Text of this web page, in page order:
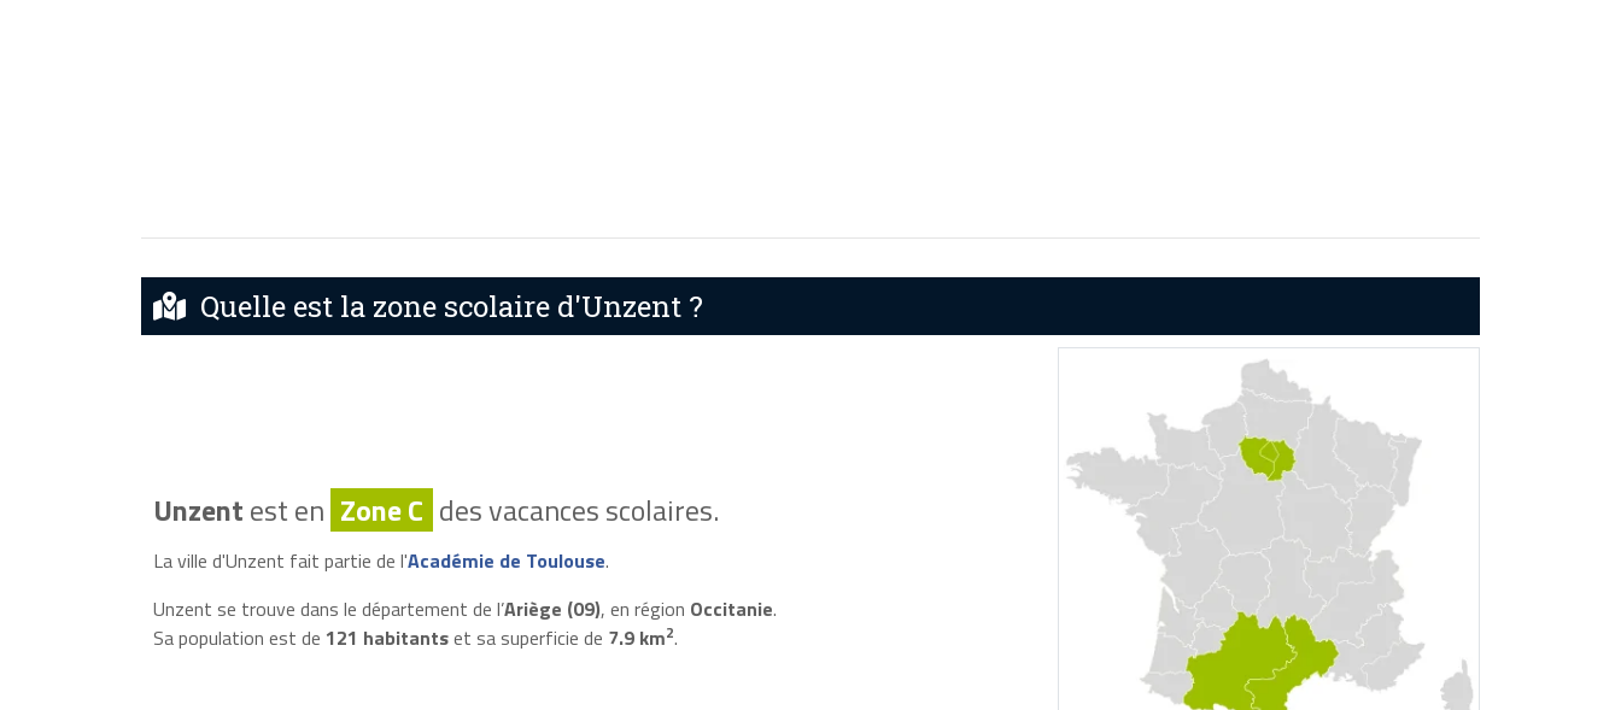
Quelle est la zone scolaire d'Unzent ?
Unzentest en Zone C des vacances scolaires.
La ville d'Unzent fait partie de l'Académie de Toulouse.
Unzent se trouve dans le département de l’Ariège (09), en région Occitanie.
Sa population est de 121 habitantset sa superficie de 7.9 km2.